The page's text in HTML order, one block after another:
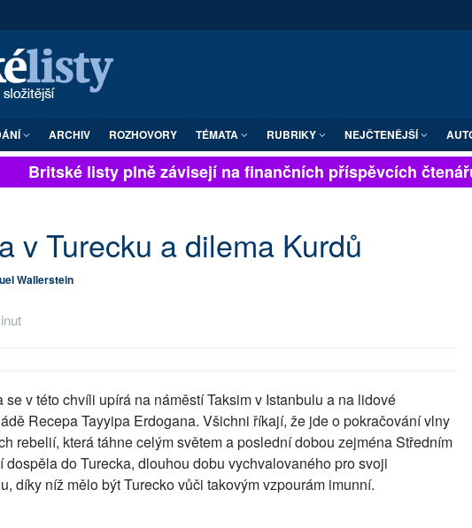
ARCHIV ROZHOVORY TÉMATA RUBRIKY NEJČTENĚJŠÍ
Britské listy plně závisejí na finančních příspěvcích
v Turecku a dilema Kurdů
Wallerstein
se v této chvíli upírá na náměstí Taksim v Istanbulu a na lidové
Recepa Tayyipa Erdogana. Všichni říkají, že jde o pokračování vlny
rebelií, která táhne celým světem a poslední dobou zejména Středním
dospěla do Turecka, dlouhou dobu vychvalovaného pro svoji
díky níž mělo být Turecko vůči takovým vzpourám imunní.